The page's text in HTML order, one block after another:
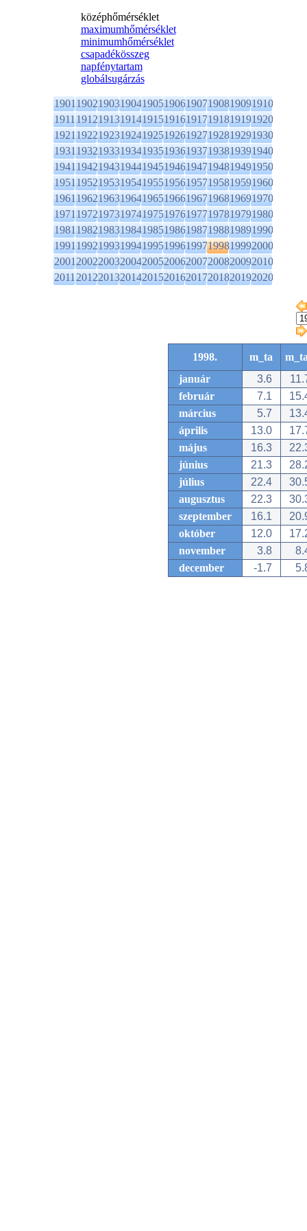
középhőmérséklet
maximumhőmérséklet
minimumhőmérséklet
csapadékösszeg
napfénytartam
globálsugárzás
1901190219031904190519061907190819091910
1911191219131914191519161917191819191920
1921192219231924192519261927192819291930
1931193219331934193519361937193819391940
1941194219431944194519461947194819491950
1951195219531954195519561957195819591960
1961196219631964196519661967196819691970
1971197219731974197519761977197819791980
1981198219831984198519861987198819891990
1991199219931994199519961997199819992000
2001200220032004200520062007200820092010
2011201220132014201520162017201820192020
1998. m_ta
január
3.6
február
7.1
március
5.7
április
13.0
május
16.3
június
21.3
július
22.4
augusztus
22.3
szeptember
16.1
október
12.0
november
3.8
december
-1.7